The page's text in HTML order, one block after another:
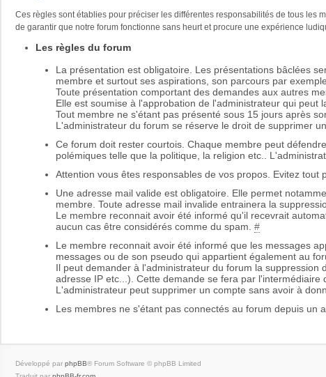
Ces règles sont établies pour préciser les différentes responsabilités de tous les
de garantir que notre forum fonctionne sans heurt et procure une expérience
Les règles du forum
La présentation est obligatoire. Les présentations bâclées
membre et surtout ses aspirations, son parcours par
Toute présentation comportant des demandes aux autres
Elle est soumise à l'approbation de l'administrateur qui peut
Tout membre ne s'étant pas présenté sous 15 jours après
L'administrateur du forum se réserve le droit de supprimer
Ce forum doit rester courtois. Chaque membre peut
polémiques telle que la politique, la religion etc..
Attention vous êtes responsables de vos propos. Evitez tout
Une adresse mail valide est obligatoire. Elle permet
membre. Toute adresse mail invalide entrainera la
Le membre reconnait avoir été informé qu'il recevrait
aucun cas être considérés comme du spam. #
Le membre reconnait avoir été informé que les messages
messages ou de son pseudo qui appartient également au
Il peut demander à l'administrateur du forum la
adresse IP etc...). Cette demande se fera par l'intermédiaire
L'administrateur peut supprimer un compte sans avoir à
Les membres ne s'étant pas connectés au forum depuis un
Développé par phpBB® Forum Software © phpBB Limited